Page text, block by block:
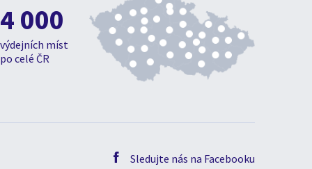
4 000
výdejních míst
po celé ČR
Sledujte nás na Facebooku